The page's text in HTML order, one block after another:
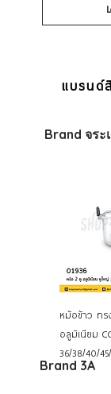
แบรนด์
หม้อข้าว ทร
อลูมิเนียม
36/38/40/
Brand จระ
Brand 3A